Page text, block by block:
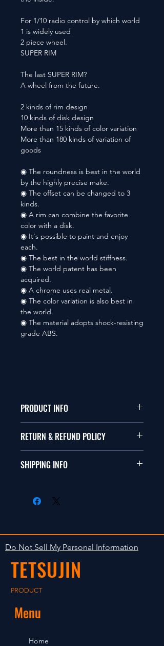
For 1/10 radio control by which world
1 is widely used
2 piece wheel.
SUPER RIM
The last SUPER RIM?
A wheel from the future.
2 kinds of rim design
10 kinds of disk design
More than 15 kinds of color variation
More than 180 kinds of variation of
goods
◉ The roundness is best in the world
by the highly precise make.
◉ The offset can be changed to 3
kinds.
◉ A rim can combine the favorite
color with a disk.
◉ It's possible to paint and enjoy
each.
◉ The best in the world stiffness.
◉ The world patent has been
acquired.
◉ A chrome uses real metal.
◉ The color variation is also best in
the world.
◉ The material adopts shock-resisting
grade ABS.
PRODUCT INFO
本品は1/10サイズのラジオコント
This items fit in with 1/10 sizes of
RETURN & REFUND POLICY
商品に明らかな欠陥がないかぎり
isn't accepted in goods.
SHIPPING INFO
します。海外への出荷は入金確認
The occasion with the stock is
shipped in 2-5 days. Shipment to
foreign countries will be shipment
after payment confirmation.
Do Not Sell My Personal Information
TETSUJIN
PRODUCT
Menu
Home